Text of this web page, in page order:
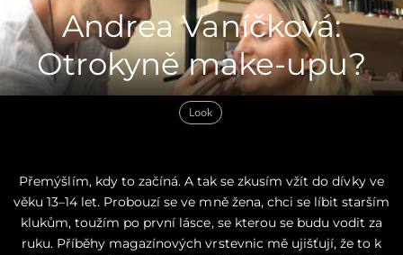
Andrea Vaníčková:
Otrokyně make-upu?
Look
Přemýšlím, kdy to začíná. A tak se zkusím vžít do dívky ve
věku 13–14 let. Probouzí se ve mně žena, chci se líbit starším
klukům, toužím po první lásce, se kterou se budu vodit za
ruku. Příběhy magazínových vrstevnic mě ujišťují, že to k